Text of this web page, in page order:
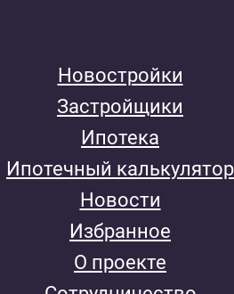
Новостройки
Застройщики
Ипотека
Ипотечный калькулятор
Новости
Избранное
О проекте